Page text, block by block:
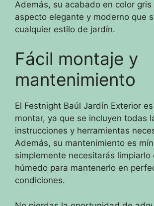
Además, su acabado en color gris
aspecto elegante y moderno que
cualquier estilo de jardín.
Fácil montaje y
mantenimiento
El Festnight Baúl Jardín Exterior
montar, ya que se incluyen todas
instrucciones y herramientas
Además, su mantenimiento es
simplemente necesitarás limpiarlo
húmedo para mantenerlo en
condiciones.